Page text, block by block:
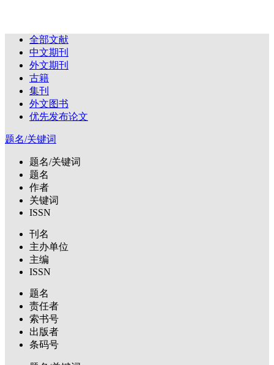
全部文献
中文期刊
外文期刊
古籍
集刊
外文图书
优先发布论文
题名/关键词
题名/关键词
题名
作者
关键词
ISSN
刊名
主办单位
主编
ISSN
题名
责任者
索书号
出版者
条码号